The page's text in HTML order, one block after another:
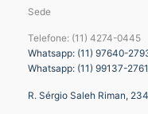
Sede
Telefone: (11) 4274-0445
Whatsapp: (11) 97640-
Whatsapp: (11) 99137-2761
R. Sérgio Saleh Riman,